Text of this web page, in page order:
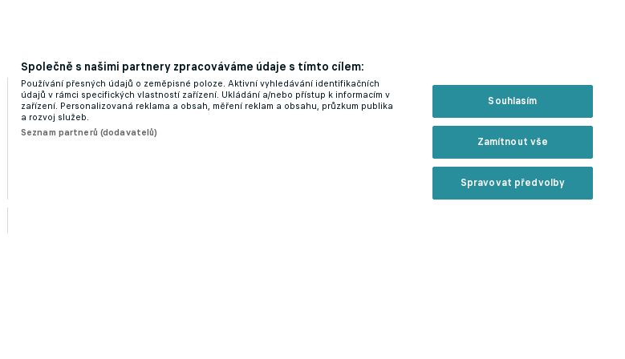
hráčů včetně Kairinena a
Společně s našimi partnery zpracováváme údaje s tímto cílem:
Používání přesných údajů o zeměpisné poloze. Aktivní vyhledávání identifikačních
údajů v rámci specifických vlastností zařízení. Ukládání a/nebo přístup k informacím v
zařízení. Personalizovaná reklama a obsah, měření reklam a obsahu, průzkum publika
a rozvoj služeb.
Seznam partnerů (dodavatelů)
Souhlasím
Zamítnout vše
Spravovat předvolby